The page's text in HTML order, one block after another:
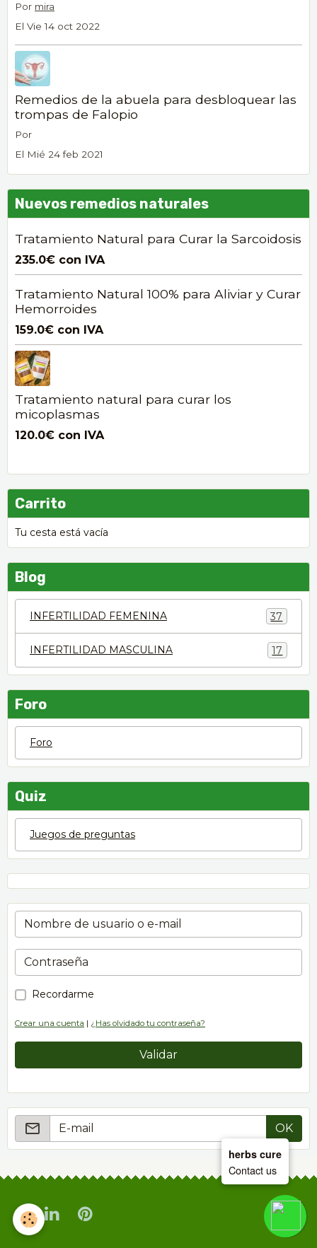
herbs cure
Contact us
Por mira
El Vie 14 oct 2022
Remedios de la abuela para desbloquear las
trompas de Falopio
Por
El Mié 24 feb 2021
Nuevos remedios naturales
Tratamiento Natural para Curar la Sarcoidosis
235.0€ con IVA
Tratamiento Natural 100% para Aliviar y Curar
Hemorroides
159.0€ con IVA
Tratamiento natural para curar los
micoplasmas
120.0€ con IVA
Carrito
Tu cesta está vacía
Blog
INFERTILIDAD FEMENINA 37
INFERTILIDAD MASCULINA 17
Foro
Foro
Quiz
Juegos de preguntas
Recordarme
Crear una cuenta | ¿Has olvidado tu contraseña?
Validar
OK